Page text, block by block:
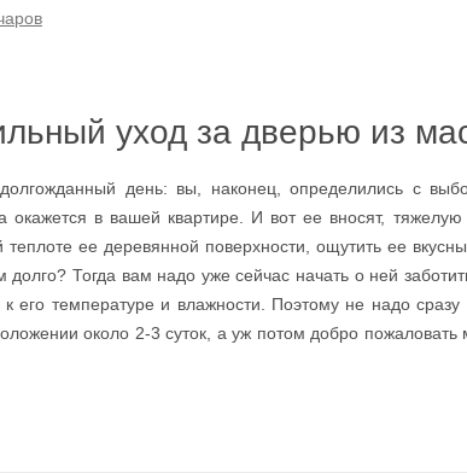
уход за дверью из
день: вы, наконец, определились с
окажется в вашей квартире. И вот ее вносят,
теплоте ее деревянной поверхности, ощутить ее
долго? Тогда вам надо уже сейчас начать о ней
его температуре и влажности. Поэтому не надо
около 2-3 суток, а уж потом добро